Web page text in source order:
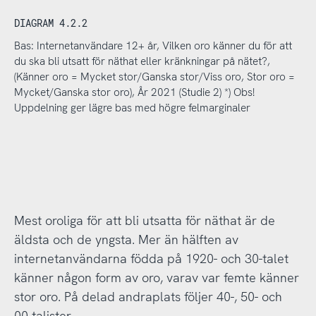
DIAGRAM 4.2.2
Bas: Internetanvändare 12+ år, Vilken oro känner du för att
du ska bli utsatt för näthat eller kränkningar på nätet?,
(Känner oro = Mycket stor/Ganska stor/Viss oro, Stor oro =
Mycket/Ganska stor oro), År 2021 (Studie 2) *) Obs!
Uppdelning ger lägre bas med högre felmarginaler
Mest oroliga för att bli utsatta för näthat är de
äldsta och de yngsta. Mer än hälften av
internetanvändarna födda på 1920- och 30-talet
känner någon form av oro, varav var femte känner
stor oro. På delad andraplats följer 40-, 50- och